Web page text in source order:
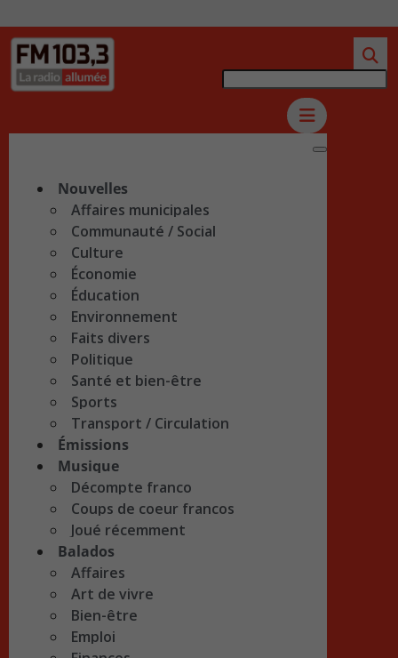
Nouvelles
Affaires municipales
Communauté / Social
Culture
Économie
Éducation
Environnement
Faits divers
Politique
Santé et bien-être
Sports
Transport / Circulation
Émissions
Musique
Décompte franco
Coups de coeur francos
Joué récemment
Balados
Affaires
Art de vivre
Bien-être
Emploi